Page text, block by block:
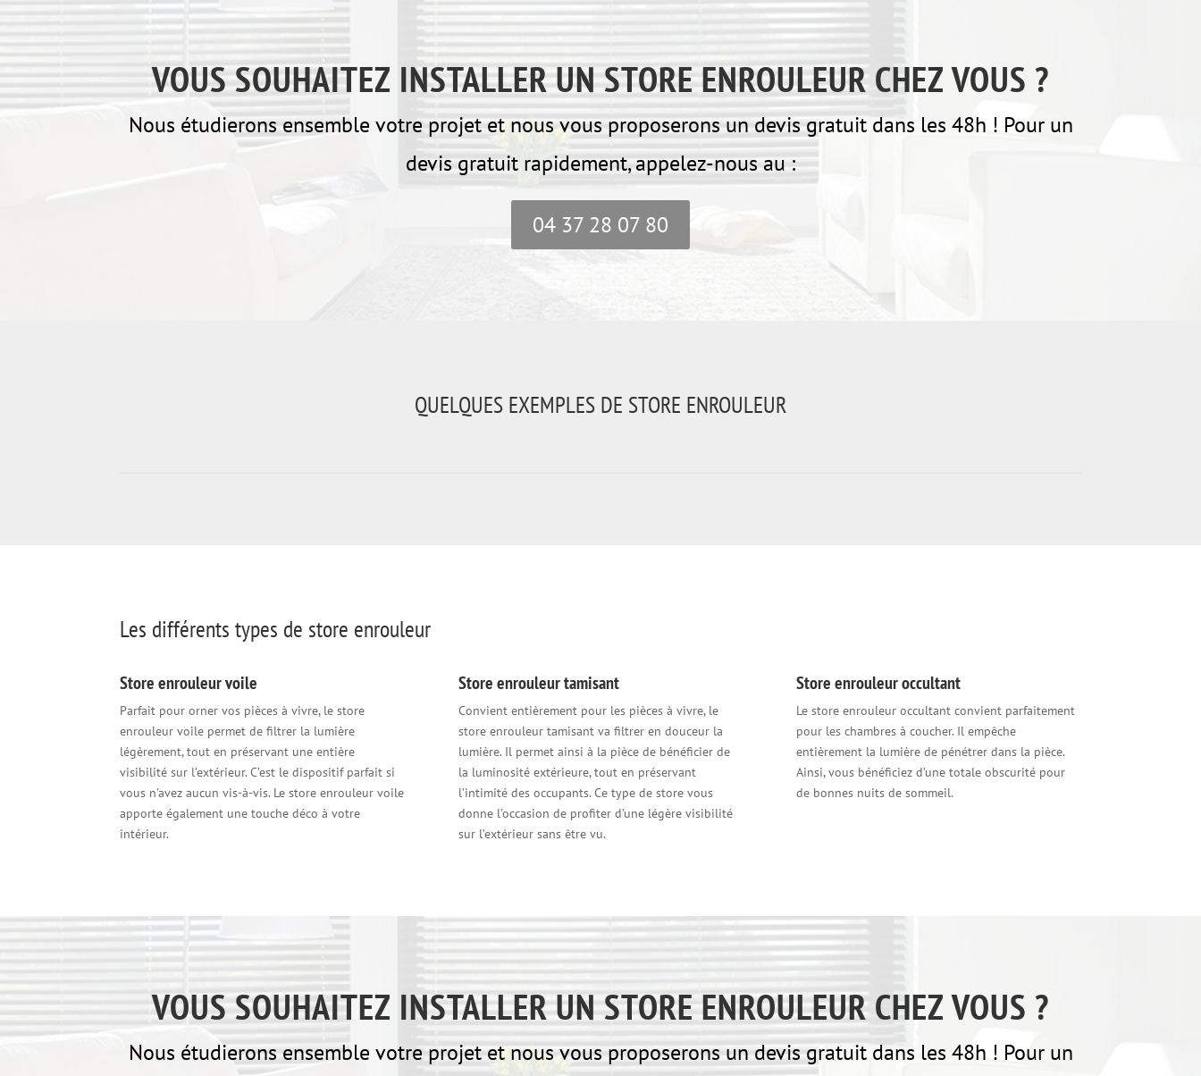
VOUS SOUHAITEZ INSTALLER UN STORE ENROULEUR CHEZ VOUS ?
Nous étudierons ensemble votre projet et nous vous proposerons un devis gratuit dans les 48h ! Pour un
devis gratuit rapidement, appelez-nous au :
04 37 28 07 80
QUELQUES EXEMPLES DE STORE ENROULEUR
Les différents types de store enrouleur
Store enrouleur voile
Parfait pour orner vos pièces à vivre, le store
enrouleur voile permet de filtrer la lumière
légèrement, tout en préservant une entière
visibilité sur l’extérieur. C’est le dispositif parfait si
vous n’avez aucun vis-à-vis. Le store enrouleur voile
apporte également une touche déco à votre
intérieur.
Store enrouleur tamisant
Convient entièrement pour les pièces à vivre, le
store enrouleur tamisant va filtrer en douceur la
lumière. Il permet ainsi à la pièce de bénéficier de
la luminosité extérieure, tout en préservant
l’intimité des occupants. Ce type de store vous
donne l’occasion de profiter d’une légère visibilité
sur l’extérieur sans être vu.
Store enrouleur occultant
Le store enrouleur occultant convient parfaitement
pour les chambres à coucher. Il empêche
entièrement la lumière de pénétrer dans la pièce.
Ainsi, vous bénéficiez d’une totale obscurité pour
de bonnes nuits de sommeil.
VOUS SOUHAITEZ INSTALLER UN STORE ENROULEUR CHEZ VOUS ?
Nous étudierons ensemble votre projet et nous vous proposerons un devis gratuit dans les 48h ! Pour un